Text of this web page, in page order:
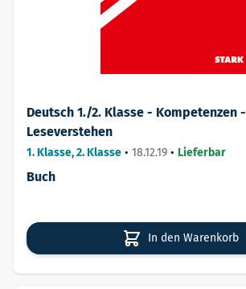
Deutsch 1./2. Klasse - Kompetenzen -
Leseverstehen
1. Klasse, 2. Klasse • 18.12.19 • Lieferbar
Buch
In den Warenkorb